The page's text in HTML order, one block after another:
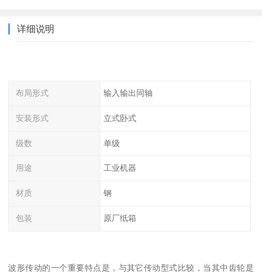
详细说明
布局形式 输入输出同轴
安装形式 立式卧式
级数 单级
用途 工业机器
材质 钢
包装 原厂纸箱
波形传动的一个重要特点是，与其它传动型式比较，当其中齿轮是